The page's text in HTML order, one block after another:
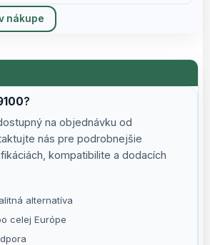
nákupe
?
na objednávku od
nás pre podrobnejšie
kompatibilite a dodacích
alternatíva
celej Európe